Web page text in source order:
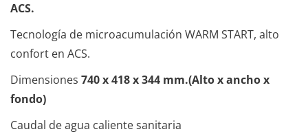
ACS.
Tecnología de microacumulación WARM START, alto
confort en ACS.
Dimensiones 740 x 418 x 344 mm.(Alto x ancho x
fondo)
Caudal de agua caliente sanitaria